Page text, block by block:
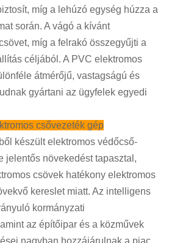
míg a lehúzó egység húzza a
során. A vágó a kívánt
míg a felrakó összegyűjti a
céljából. A PVC elektromos
átmérőjű, vastagságú és
gyártani az ügyfelek egyedi
csővezeték gép
készült elektromos védőcső-
jelentős növekedést tapasztal,
csövek hatékony elektromos
kereslet miatt. Az intelligens
kormányzati
az építőipar és a közművek
nagyban hozzájárulnak a piac